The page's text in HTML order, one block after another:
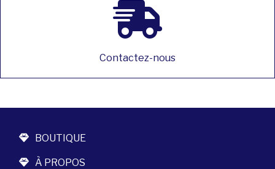
Contactez-nous
BOUTIQUE
À PROPOS